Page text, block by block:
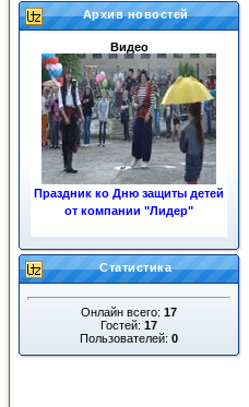
Архив новостей
Видео
Праздник ко Дню защиты детей
от компании "Лидер"
Статистика
Онлайн всего: 17
Гостей: 17
Пользователей: 0